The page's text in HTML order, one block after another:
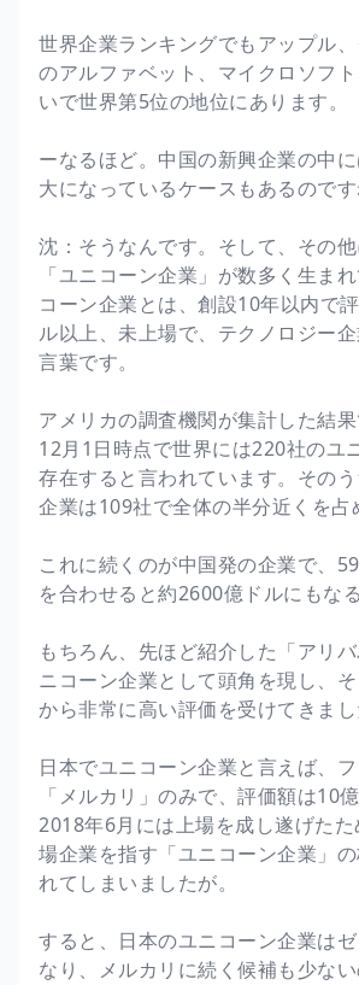
世界企業ランキングでもアップル
のアルファベット、マイクロソフ
いで世界第5位の地位にあります。
ーなるほど。中国の新興企業の中
大になっているケースもあるのです
沈：そうなんです。そして、その
「ユニコーン企業」が数多く生ま
コーン企業とは、創設10年以内で
ル以上、未上場で、テクノロジー
言葉です。
アメリカの調査機関が集計した結
12月1日時点で世界には220社のユ
存在すると言われています。その
企業は109社で全体の半分近くを占
これに続くのが中国発の企業で、
を合わせると約2600億ドルにもなる
もちろん、先ほど紹介した「アリ
ニコーン企業として頭角を現し、
から非常に高い評価を受けてきまし
日本でユニコーン企業と言えば、
「メルカリ」のみで、評価額は10
2018年6月には上場を成し遂げた
場企業を指す「ユニコーン企業」
れてしまいましたが。
すると、日本のユニコーン企業は
なり、メルカリに続く候補も少ない